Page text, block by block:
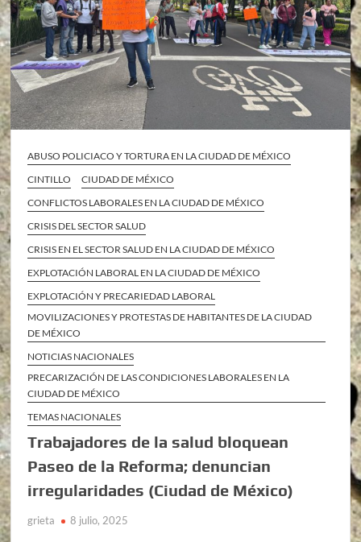
ABUSO POLICIACO Y TORTURA EN LA CIUDAD DE MÉXICO
CINTILLO
CIUDAD DE MÉXICO
CONFLICTOS LABORALES EN LA CIUDAD DE MÉXICO
CRISIS DEL SECTOR SALUD
CRISIS EN EL SECTOR SALUD EN LA CIUDAD DE MÉXICO
EXPLOTACIÓN LABORAL EN LA CIUDAD DE MÉXICO
EXPLOTACIÓN Y PRECARIEDAD LABORAL
MOVILIZACIONES Y PROTESTAS DE HABITANTES DE LA CIUDAD
DE MÉXICO
NOTICIAS NACIONALES
PRECARIZACIÓN DE LAS CONDICIONES LABORALES EN LA
CIUDAD DE MÉXICO
TEMAS NACIONALES
Trabajadores de la salud bloquean
Paseo de la Reforma; denuncian
irregularidades (Ciudad de México)
grieta 8 julio, 2025